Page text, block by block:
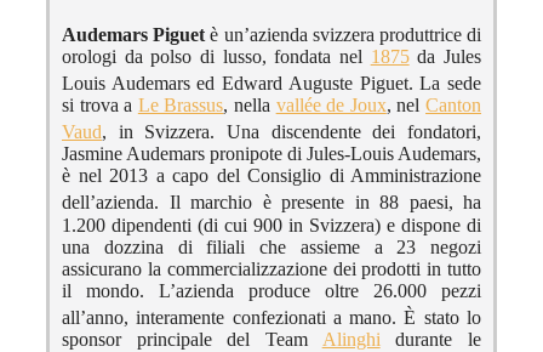
Audemars Piguet è un’azienda svizzera produttrice di
orologi da polso di lusso, fondata nel 1875da Jules
Louis Audemars ed Edward Auguste Piguet.La sede
si trova a Le Brassus, nella vallée de Joux, nelCanton
Vaud, in Svizzera. Una discendente dei fondatori,
Jasmine Audemars pronipote di Jules-Louis Audemars,
è nel 2013 a capo del Consiglio di Amministrazione
dell’azienda. Il marchio è presente in 88 paesi, ha
1.200 dipendenti (di cui 900 in Svizzera) e dispone di
una dozzina di filiali che assieme a 23 negozi
assicurano la commercializzazione dei prodotti in tutto
il mondo. L’azienda produce oltre 26.000 pezzi
all’anno, interamente confezionati a mano.È stato lo
sponsor principale del Team Alinghi durante le